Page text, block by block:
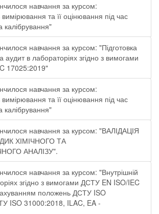
навчання за курсом:
та її оцінювання під час
калібрування"
навчання за курсом: "Підготовка
аудит в лабораторіях згідно з вимогами
17025:2019"
навчання за курсом:
та її оцінювання під час
калібрування"
навчання за курсом: "ВАЛІДАЦІЯ
ХІМІЧНОГО ТА
АНАЛІЗУ".
навчання за курсом: "Внутрішній
згідно з вимогами ДСТУ EN ISO/IEC
положень ДСТУ ISO
ISO 31000:2018, ILAC, EA -